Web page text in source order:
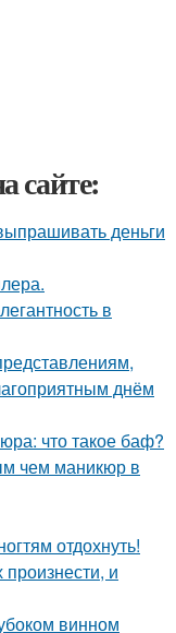
сайте:
деньги
в
днём
что такое баф?
чем маникюр в
отдохнуть!
и
винном